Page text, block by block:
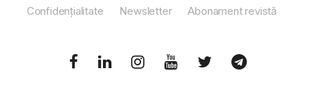
Confidențialitate
Newsletter Abonament revistă